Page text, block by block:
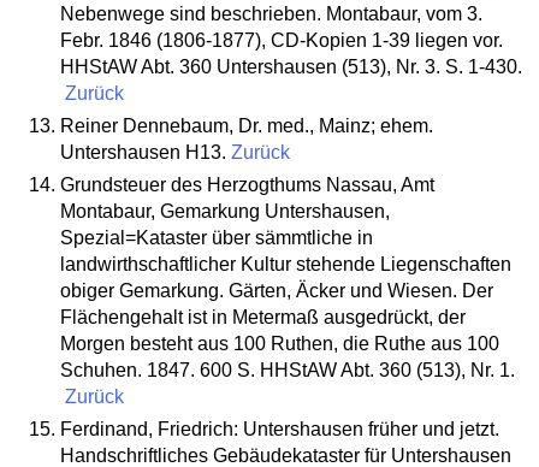
Nebenwege sind beschrieben. Montabaur, vom 3.
Febr. 1846 (1806-1877), CD-Kopien 1-39 liegen vor.
HHStAW Abt. 360 Untershausen (513), Nr. 3. S. 1-430.
Zurück
Reiner Dennebaum, Dr. med., Mainz; ehem.
Untershausen H13. Zurück
Grundsteuer des Herzogthums Nassau, Amt
Montabaur, Gemarkung Untershausen,
Spezial=Kataster über sämmtliche in
landwirthschaftlicher Kultur stehende Liegenschaften
obiger Gemarkung. Gärten, Äcker und Wiesen. Der
Flächengehalt ist in Metermaß ausgedrückt, der
Morgen besteht aus 100 Ruthen, die Ruthe aus 100
Schuhen. 1847. 600 S. HHStAW Abt. 360 (513), Nr. 1.
Zurück
Ferdinand, Friedrich: Untershausen früher und jetzt.
Handschriftliches Gebäudekataster für Untershausen